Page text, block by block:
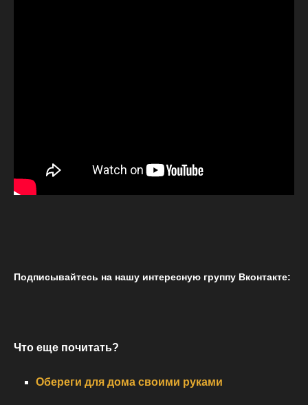
Подписывайтесь на нашу интересную группу Вконтакте:
Что еще почитать?
Обереги для дома своими руками